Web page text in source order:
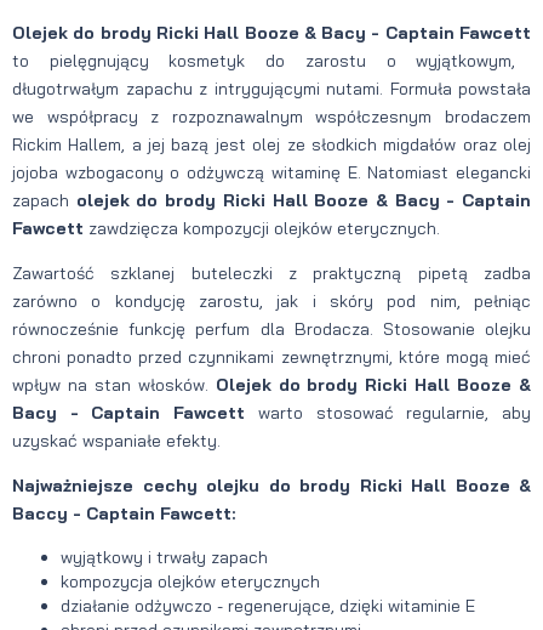
Olejek do brody Ricki Hall Booze & Bacy - Captain Fawcett
to pielęgnujący kosmetyk do zarostu o wyjątkowym,
długotrwałym zapachu z intrygującymi nutami. Formuła powstała
we współpracy z rozpoznawalnym współczesnym brodaczem
Rickim Hallem, a jej bazą jest olej ze słodkich migdałów oraz olej
jojoba wzbogacony o odżywczą witaminę E. Natomiast elegancki
zapach olejek do brody Ricki Hall Booze & Bacy - Captain
Fawcett zawdzięcza kompozycji olejków eterycznych.
Zawartość szklanej buteleczki z praktyczną pipetą zadba
zarówno o kondycję zarostu, jak i skóry pod nim, pełniąc
równocześnie funkcję perfum dla Brodacza. Stosowanie olejku
chroni ponadto przed czynnikami zewnętrznymi, które mogą mieć
wpływ na stan włosków. Olejek do brody Ricki Hall Booze &
Bacy - Captain Fawcett warto stosować regularnie, aby
uzyskać wspaniałe efekty.
Najważniejsze cechy olejku do brody Ricki Hall Booze &
Baccy - Captain Fawcett:
wyjątkowy i trwały zapach
kompozycja olejków eterycznych
działanie odżywczo - regenerujące, dzięki witaminie E